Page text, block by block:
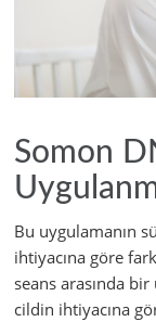
Somon
Bu uygulamanın
ihtiyacına göre
seans arasında
cildin ihtiyacına